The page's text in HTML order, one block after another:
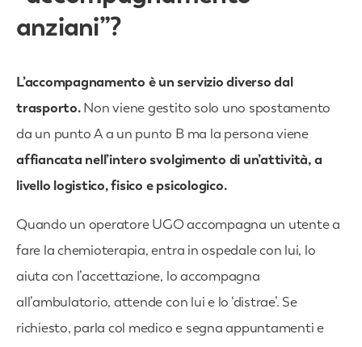
anziani”?
L’accompagnamento è un servizio diverso dal
trasporto.Non viene gestito solo uno spostamento
da un punto A a un punto B ma la persona viene
affiancata nell’intero svolgimento di un’attività, a
livello logistico, fisico e psicologico.
Quando un operatore UGO accompagna un utente a
fare la chemioterapia, entra in ospedale con lui, lo
aiuta con l’accettazione, lo accompagna
all’ambulatorio, attende con lui e lo ‘distrae’. Se
richiesto, parla col medico e segna appuntamenti e